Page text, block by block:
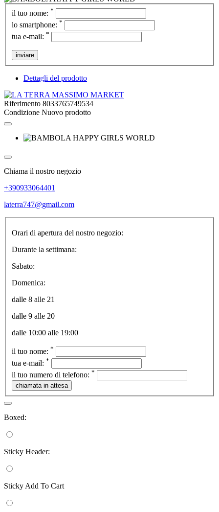
il tuo nome: *
lo smartphone: *
tua e-mail: *
inviare
Dettagli del prodotto
Riferimento 8033765749534
Condizione Nuovo prodotto
Chiama il nostro negozio
+390933064401
laterra747@gmail.com
Orari di apertura del nostro negozio:
Durante la settimana:
Sabato:
Domenica:
dalle 8 alle 21
dalle 9 alle 20
dalle 10:00 alle 19:00
il tuo nome: *
tua e-mail: *
il tuo numero di telefono: *
Boxed:
Sticky Header:
Sticky Add To Cart